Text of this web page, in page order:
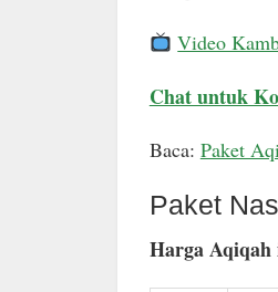
Video
Chat untuk
Baca: Paket
Paket
Harga